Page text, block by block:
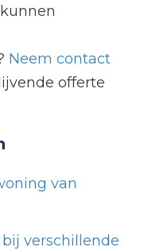
Neem contact
offerte
van
verschillende